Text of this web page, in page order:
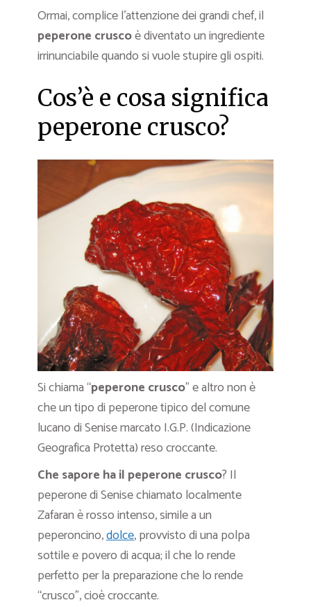
Ormai, complice l’attenzione dei grandi chef, il
peperone cruscoè diventato un ingrediente
irrinunciabile quando si vuole stupire gli ospiti.
Cos’è e cosa significa
peperone crusco?
Si chiama “peperone crusco” e altro non è
che un tipo di peperone tipico del comune
lucano di Senise marcato I.G.P. (Indicazione
Geografica Protetta) reso croccante.
Che sapore ha il peperone crusco? Il
peperone di Senise chiamato localmente
Zafaran è rosso intenso, simile a un
peperoncino,dolce, provvisto di una polpa
sottile e povero di acqua; il che lo rende
perfetto per la preparazione che lo rende
“crusco”, cioè croccante.